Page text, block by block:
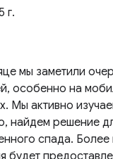
г.
мы заметили
особенно на
Мы активно
найдем решение
спада.
будет